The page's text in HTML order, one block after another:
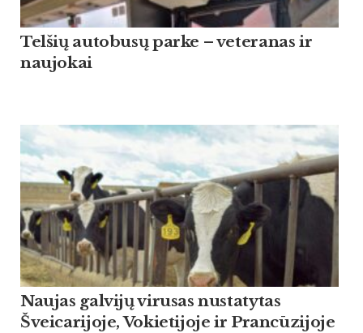
Tel­šių au­to­busų par­ke – ve­te­ra­nas ir
nau­jo­kai
Naujas galvijų virusas nustatytas
Šveicarijoje, Vokietijoje ir Prancūzijoje